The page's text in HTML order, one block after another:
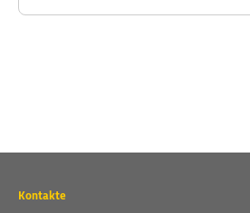
Wichtige
Kontakte